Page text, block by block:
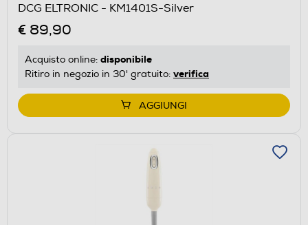
DCG ELTRONIC - KM1401S-Silver
€ 89,90
Acquisto online: disponibile
Ritiro in negozio in 30' gratuito: verifica
AGGIUNGI